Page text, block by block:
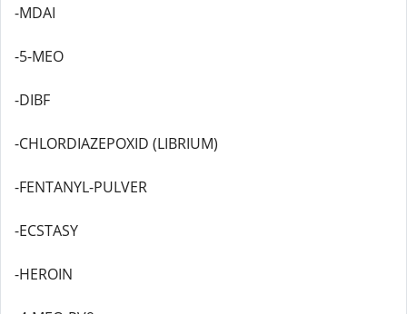
-MDAI
-5-MEO
-DIBF
-CHLORDIAZEPOXID (LIBRIUM)
-FENTANYL-PULVER
-ECSTASY
-HEROIN